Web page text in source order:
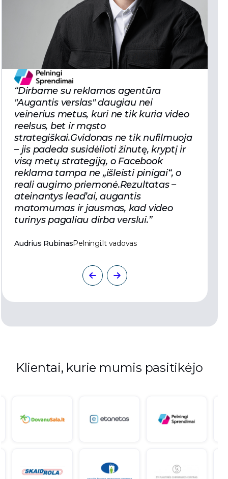
“Dirbame su reklamos agentūra
"Augantis verslas" daugiau nei
veinerius metus, kuri ne tik kuria video
reelsus, bet ir mąsto
strategiškai.Gvidonas ne tik nufilmuoja
– jis padeda susidėlioti žinutę, kryptį ir
visą metų strategiją, o Facebook
reklama tampa ne „išleisti pinigai“, o
reali augimo priemonė.Rezultatas –
ateinantys lead’ai, augantis
matomumas ir jausmas, kad video
turinys pagaliau dirba verslui.”
Audrius RubinasPelningi.lt vadovas
Klientai, kurie mumis pasitikėjo